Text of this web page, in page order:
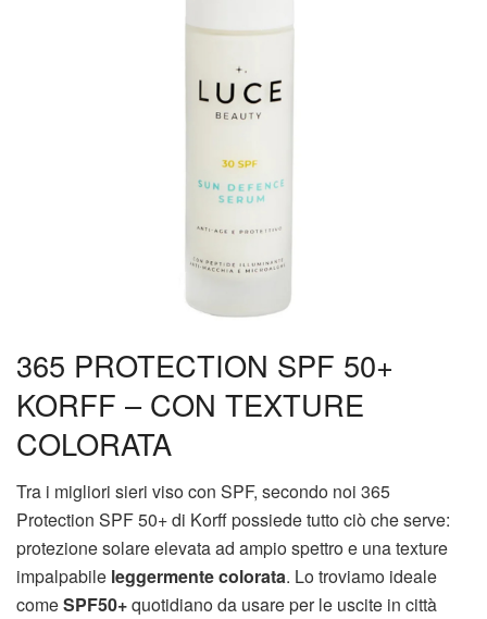
365 PROTECTION SPF 50+
KORFF – CON TEXTURE
COLORATA
Tra i migliori sieri viso con SPF, secondo noi 365
Protection SPF 50+ di Korff possiede tutto ciò che serve:
protezione solare elevata ad ampio spettro e una texture
impalpabile leggermente colorata. Lo troviamo ideale
comeSPF50+quotidiano da usare per le uscite in città